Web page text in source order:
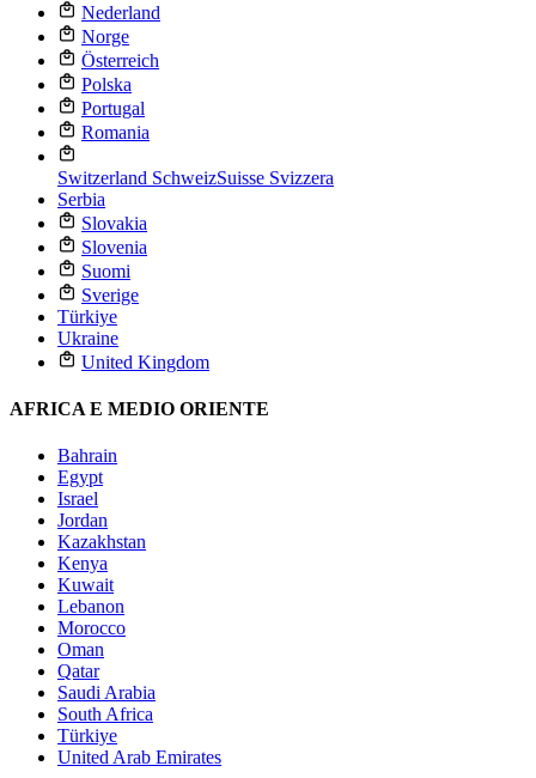
Nederland
Norge
Österreich
Polska
Portugal
Romania
Switzerland SchweizSuisse Svizzera
Serbia
Slovakia
Slovenia
Suomi
Sverige
Türkiye
Ukraine
United Kingdom
AFRICA E MEDIO ORIENTE
Bahrain
Egypt
Israel
Jordan
Kazakhstan
Kenya
Kuwait
Lebanon
Morocco
Oman
Qatar
Saudi Arabia
South Africa
Türkiye
United Arab Emirates